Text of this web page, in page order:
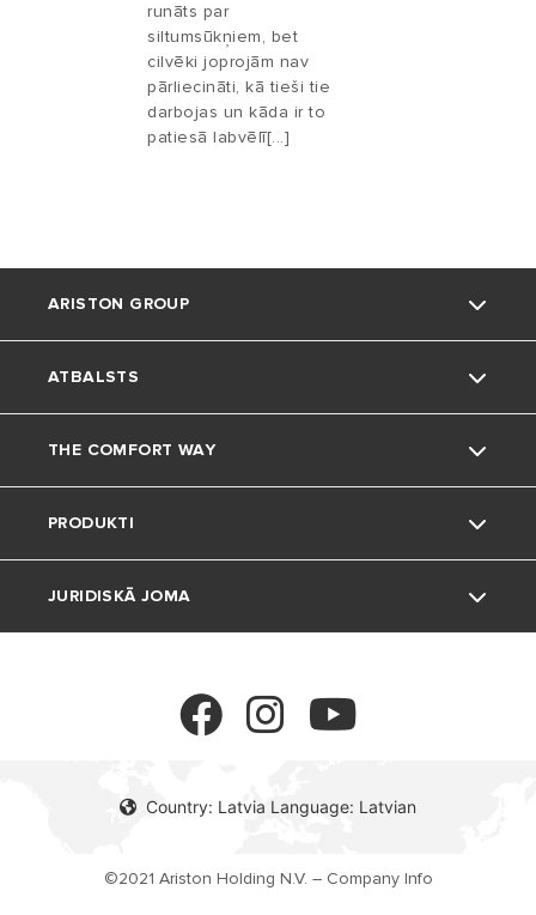
runāts par
siltumsūkņiem, bet
cilvēki joprojām nav
pārliecināti, kā tieši tie
darbojas un kāda ir to
patiesā labvēlī[...]
Country: Latvia Language: Latvian
ARISTON GROUP
Kas mēs esam
Mūsu grupa
Karjeras
ATBALSTS
Klientu apkalpošana
Lejupielādes apgabals
FAQs
THE COMFORT WAY
Mājokļa iekārtošana
Padomi un ieteikumi
PRODUKTI
Ūdens sildītāji
JURIDISKĀ JOMA
©2021 Ariston Holding N.V. – Company Info